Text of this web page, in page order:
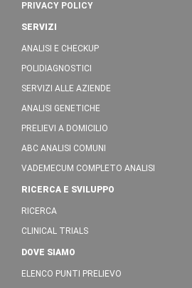
PRIVACY POLICY
SERVIZI
ANALISI E CHECKUP
POLIDIAGNOSTICI
SERVIZI ALLE AZIENDE
ANALISI GENETICHE
PRELIEVI A DOMICILIO
ABC ANALISI COMUNI
VADEMECUM COMPLETO ANALISI
RICERCA E SVILUPPO
RICERCA
CLINICAL TRIALS
DOVE SIAMO
ELENCO PUNTI PRELIEVO